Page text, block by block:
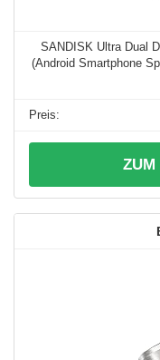
SANDISK Ultra Dual
(Android Smartphone
ZUM